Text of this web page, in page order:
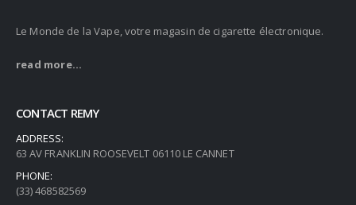
Le Monde de la Vape, votre magasin de cigarette électronique.
read more...
CONTACT REMY
ADDRESS:
63 AV FRANKLIN ROOSEVELT 06110 LE CANNET
PHONE:
(33) 468582569